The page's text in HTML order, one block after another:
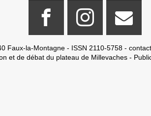
Faux-la-Montagne - ISSN 2110-5758 -
et de débat du plateau de Millevaches -